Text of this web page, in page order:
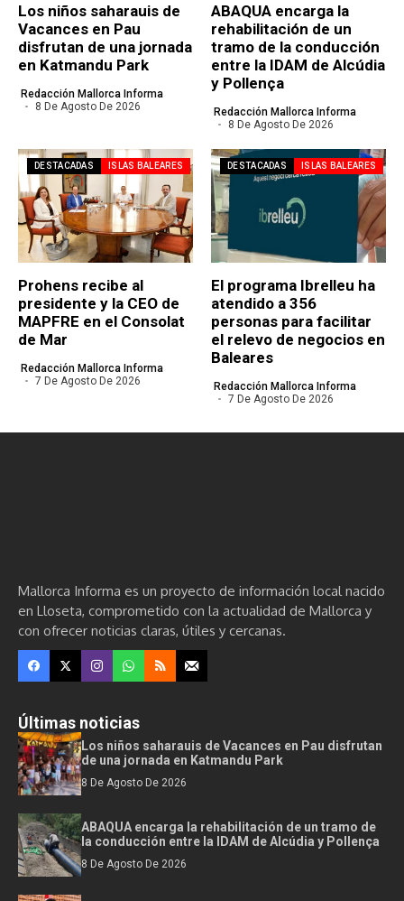
Los niños saharauis de
Vacances en Pau
disfrutan de una jornada
en Katmandu Park
Redacción Mallorca Informa
8 De Agosto De 2026
ABAQUA encarga la
rehabilitación de un
tramo de la conducción
entre la IDAM de Alcúdia
y Pollença
Redacción Mallorca Informa
8 De Agosto De 2026
DESTACADAS ISLAS BALEARES
Prohens recibe al
presidente y la CEO de
MAPFRE en el Consolat
de Mar
Redacción Mallorca Informa
7 De Agosto De 2026
DESTACADAS ISLAS BALEARES
El programa Ibrelleu ha
atendido a 356
personas para facilitar
el relevo de negocios en
Baleares
Redacción Mallorca Informa
7 De Agosto De 2026
Mallorca Informa es un proyecto de información local nacido
en Lloseta, comprometido con la actualidad de Mallorca y
con ofrecer noticias claras, útiles y cercanas.
Últimas noticias
Los niños saharauis de Vacances en Pau disfrutan
de una jornada en Katmandu Park
8 De Agosto De 2026
ABAQUA encarga la rehabilitación de un tramo de
la conducción entre la IDAM de Alcúdia y Pollença
8 De Agosto De 2026